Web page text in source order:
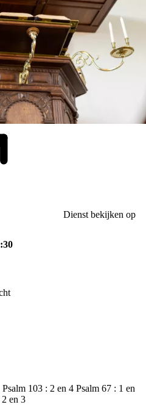
Dienst bekijken op
103 : 2 en 4 Psalm 67 : 1 en
en 3